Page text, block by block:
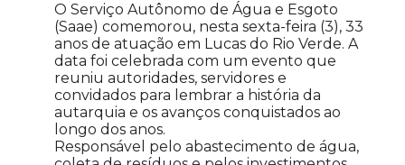
O Serviço Autônomo de Água e Esgoto
(Saae) comemorou, nesta sexta-feira (3), 33
anos de atuação em Lucas do Rio Verde. A
data foi celebrada com um evento que
reuniu autoridades, servidores e
convidados para lembrar a história da
autarquia e os avanços conquistados ao
longo dos anos.
Responsável pelo abastecimento de água,